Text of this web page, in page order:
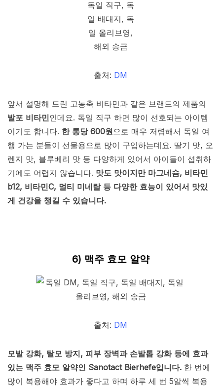
출처: DM
앞서 설명해 드린 고농축 비타민과 같은 브랜드의 제품의
발포 비타민인데요. 독일 직구 하면 많이 선호되는 아이템
이기도 합니다. 한 통당 600원으로 매우 저렴해서 독일 여
행 가는 분들이 선물용으로 많이 구입하는데요. 딸기 맛, 오
렌지 맛, 블루베리 맛 등 다양하게 있어서 아이들이 섭취하
기에도 어렵지 않습니다. 맛도 맛이지만 마그네슘, 비타민
b12, 비타민C, 멀티 미네랄 등 다양한 효능이 있어서 맛있
게 건강을 챙길 수 있습니다.
6) 맥주 효모 알약
출처: DM
모발 강화, 탈모 방지, 피부 장벽과 손발톱 강화 등에 효과
있는 맥주 효모 알약인 Sanotact Bierhefe입니다. 한 번에
많이 복용해야 효과가 좋다고 하며 하루 세 번 5알씩 복용